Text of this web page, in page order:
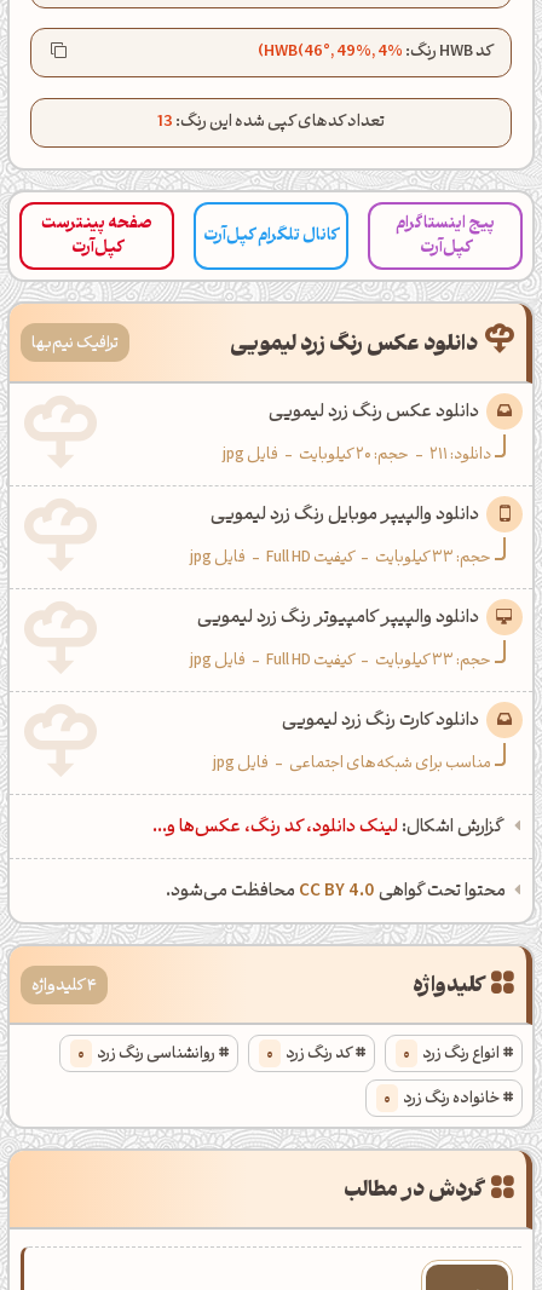
کد HWB رنگ: HWB(46°, 49%, 4%)
تعداد کدهای کپی شده این رنگ:13
پیج اینستاگرام
کپل‌آرت
کانال تلگرام کپل‌آرت
صفحه پینترست
کپل‌آرت
دانلود عکس رنگ زرد لیمویی ترافیک نیم‌بها
دانلود عکس رنگ زرد لیمویی
دانلود:211
- حجم: 20 کیلوبایت - فایل jpg
دانلود والپیپر موبایل رنگ زرد لیمویی
حجم: 33 کیلوبایت - کیفیت Full HD - فایل jpg
دانلود والپیپر کامپیوتر رنگ زرد لیمویی
حجم: 33 کیلوبایت - کیفیت Full HD - فایل jpg
دانلود کارت رنگ زرد لیمویی
مناسب برای شبکه‌های اجتماعی - فایل jpg
گزارش اشکال: لینک دانلود، کد رنگ، عکس‌ها و...
محتوا تحت گواهیCC BY 4.0 محافظت می‌شود.
کلیدواژه 4 کلیدواژه
انواع رنگ زرد 0 کد رنگ زرد 0 روانشناسی رنگ زرد 0
خانواده رنگ زرد 0
گردش در مطالب
کانال تلگرام
اینستاگرام
کانال ایــتا
کانال بلـــه
اَپ اندروید اَپ ویندوز